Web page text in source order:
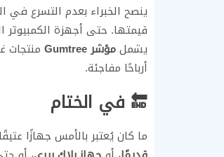
ينصح الخبراء بعدم التسرع في
قيمتها. حتى أجهزة الكمبيوتر
يشملمؤشر Gumtree
منتجات
أرباحًا مفاجئة.
🔚 في الختام
ما كان يُعتبر بالأمس جهازًا